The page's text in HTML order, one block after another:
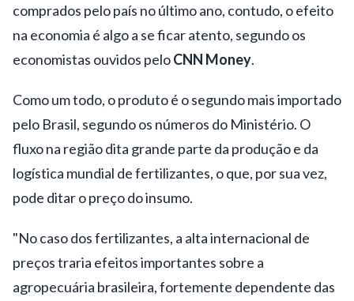
comprados pelo país no último ano, contudo, o efeito
na economia é algo a se ficar atento, segundo os
economistas ouvidos peloCNN Money.
Como um todo, o produto é o segundo mais importado
pelo Brasil, segundo os números do Ministério. O
fluxo na região dita grande parte da produção e da
logística mundial de fertilizantes, o que, por sua vez,
pode ditar o preço do insumo.
"No caso dos fertilizantes, a alta internacional de
preços traria efeitos importantes sobre a
agropecuária brasileira, fortemente dependente das